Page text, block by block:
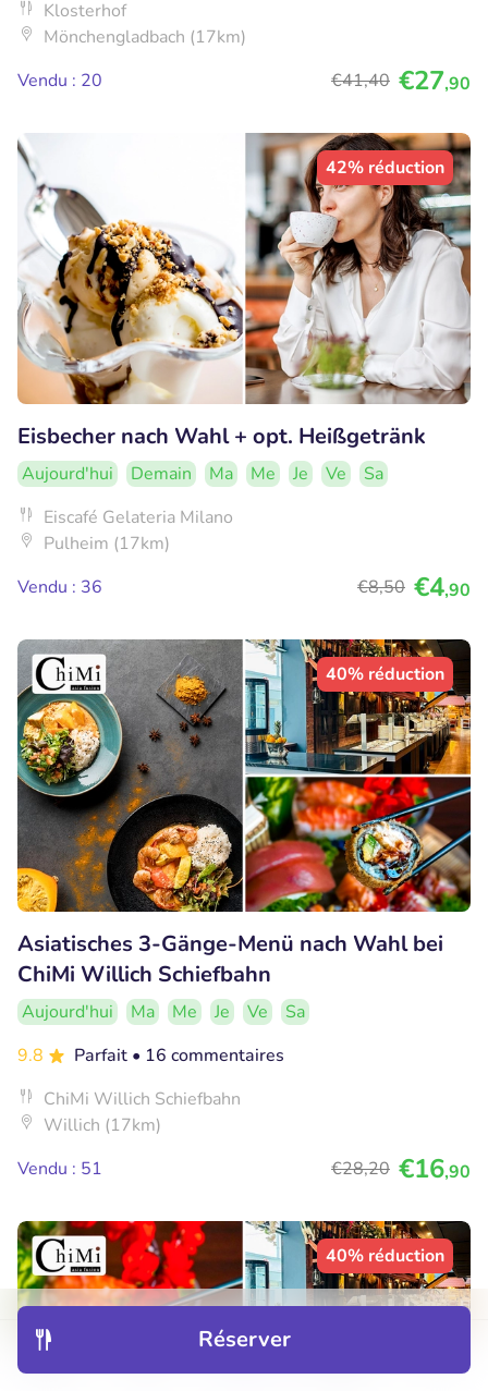
Réserver
Klosterhof
Mönchengladbach (17km)
Vendu : 20
€41,40 €27,90
42% réduction
Eisbecher nach Wahl + opt. Heißgetränk
Aujourd'hui Demain Ma Me Je Ve
Sa
Eiscafé Gelateria Milano
Pulheim (17km)
Vendu : 36
€8,50 €4,90
40% réduction
Asiatisches 3-Gänge-Menü nach Wahl bei
ChiMi Willich Schiefbahn
Aujourd'hui Ma Me Je Ve
Sa
9.8
Parfait • 16 commentaires
ChiMi Willich Schiefbahn
Willich (17km)
Vendu : 51
€28,20 €16,90
40% réduction